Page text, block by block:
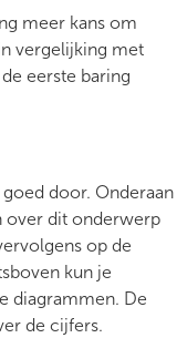
meer kans om
vergelijking met
eerste baring
goed door. Onderaan
over dit onderwerp
op de
kun je
diagrammen. De
de cijfers.